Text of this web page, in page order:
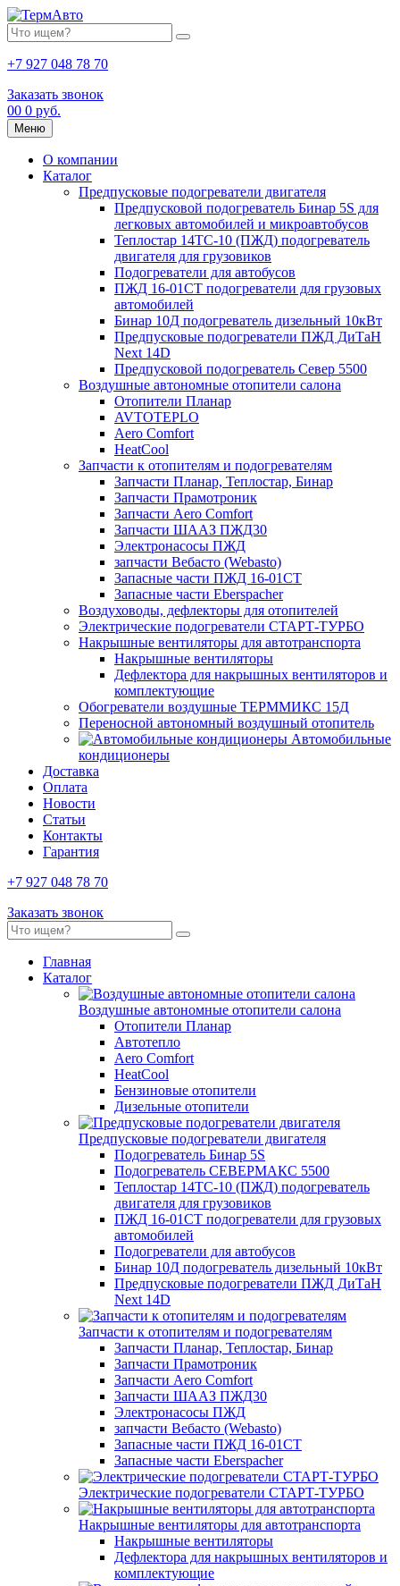
+7 927 048 78 70
Заказать звонок
00 0 руб.
Меню
О компании
Каталог
Предпусковые подогреватели двигателя
Предпусковой подогреватель Бинар 5S для
легковых автомобилей и микроавтобусов
Теплостар 14ТС-10 (ПЖД) подогреватель
двигателя для грузовиков
Подогреватели для автобусов
ПЖД 16-01СТ подогреватели для грузовых
автомобилей
Бинар 10Д подогреватель дизельный 10кВт
Предпусковые подогреватели ПЖД ДиТаН
Next 14D
Предпусковой подогреватель Север 5500
Воздушные автономные отопители салона
Отопители Планар
AVTOTEPLO
Aero Comfort
HeatCool
Запчасти к отопителям и подогревателям
Запчасти Планар, Теплостар, Бинар
Запчасти Прамотроник
Запчасти Aero Comfort
Запчасти ШААЗ ПЖД30
Электронасосы ПЖД
запчасти Вебасто (Webasto)
Запасные части ПЖД 16-01СТ
Запасные части Eberspacher
Воздуховоды, дефлекторы для отопителей
Электрические подогреватели СТАРТ-ТУРБО
Накрышные вентиляторы для автотранспорта
Накрышные вентиляторы
Дефлектора для накрышных вентиляторов и
комплектующие
Обогреватели воздушные ТЕРММИКС 15Д
Переносной автономный воздушный отопитель
Автомобильные
кондиционеры
Доставка
Оплата
Новости
Статьи
Контакты
Гарантия
+7 927 048 78 70
Заказать звонок
Главная
Каталог
Воздушные автономные отопители салона
Отопители Планар
Автотепло
Aero Comfort
HeatCool
Бензиновые отопители
Дизельные отопители
Предпусковые подогреватели двигателя
Подогреватель Бинар 5S
Подогреватель СЕВЕРМАКС 5500
Теплостар 14ТС-10 (ПЖД) подогреватель
двигателя для грузовиков
ПЖД 16-01СТ подогреватели для грузовых
автомобилей
Подогреватели для автобусов
Бинар 10Д подогреватель дизельный 10кВт
Предпусковые подогреватели ПЖД ДиТаН
Next 14D
Запчасти к отопителям и подогревателям
Запчасти Планар, Теплостар, Бинар
Запчасти Прамотроник
Запчасти Aero Comfort
Запчасти ШААЗ ПЖД30
Электронасосы ПЖД
запчасти Вебасто (Webasto)
Запасные части ПЖД 16-01СТ
Запасные части Eberspacher
Электрические подогреватели СТАРТ-ТУРБО
Накрышные вентиляторы для автотранспорта
Накрышные вентиляторы
Дефлектора для накрышных вентиляторов и
комплектующие